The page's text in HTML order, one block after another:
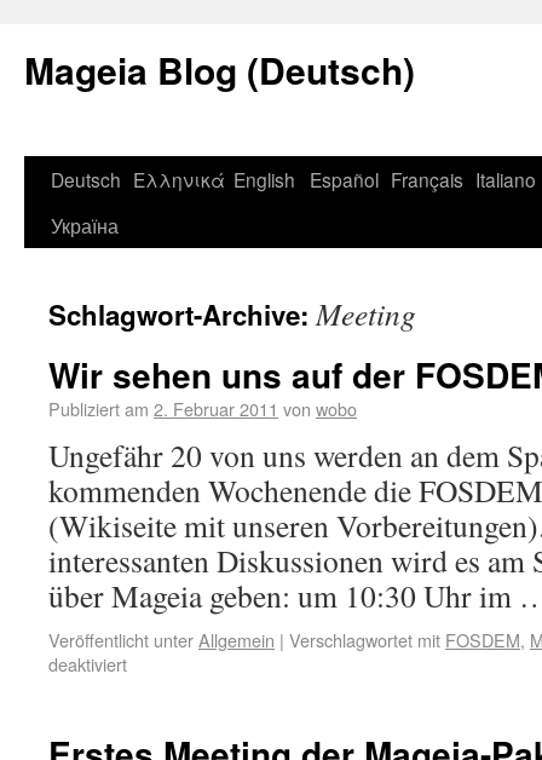
Mageia Blog (Deutsch)
Deutsch Ελληνικά English Español Français Italiano
Україна
Schlagwort-Archive:Meeting
Wir sehen uns auf der
Publiziert am 2. Februar 2011 von wobo
Ungefähr 20 von uns werden an dem
kommenden Wochenende die
(Wikiseite mit unseren
interessanten Diskussionen wird es am
über Mageia geben: um 10:30 Uhr im
Veröffentlicht unterAllgemein | Verschlagwortet mit FOSDEM,
deaktiviert